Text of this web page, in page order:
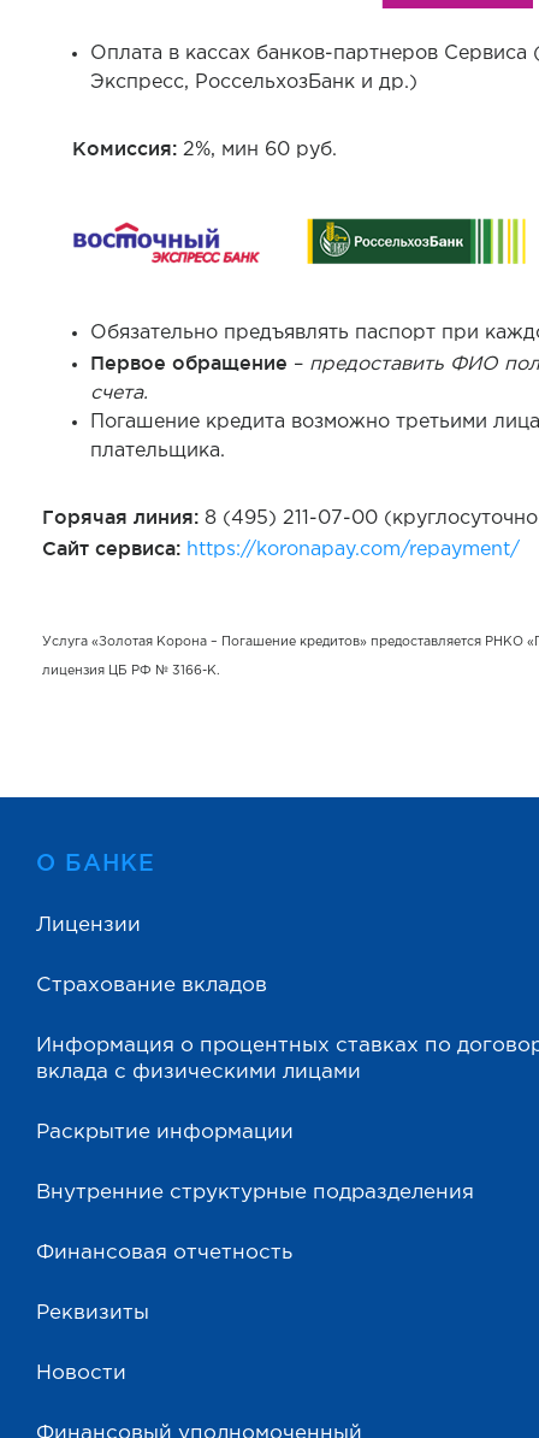
Оплата в кассах банков-партнеров Сервиса
Экспресс, РоссельхозБанк и др.)
Комиссия: 2%, мин 60 руб.
Обязательно предъявлять паспорт при
Первое обращение – предоставить ФИО
счета.
Погашение кредита возможно третьими
плательщика.
Горячая линия: 8 (495) 211-07-00
Сайт сервиса: https://koronapay.com/repayment/
Услуга «Золотая Корона – Погашение кредитов» предоставляется
лицензия ЦБ РФ № 3166-К.
О БАНКЕ
Лицензии
Страхование вкладов
Информация о процентных ставках по
вклада с физическими лицами
Раскрытие информации
Внутренние структурные подразделения
Финансовая отчетность
Реквизиты
Новости
Финансовый уполномоченный